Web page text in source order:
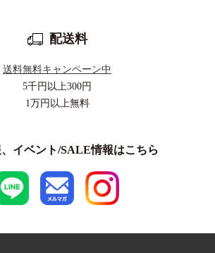
配送料
送料無料キャンペーン中
5千円以上300円
1万円以上無料
、イベント/SALE情報はこちら